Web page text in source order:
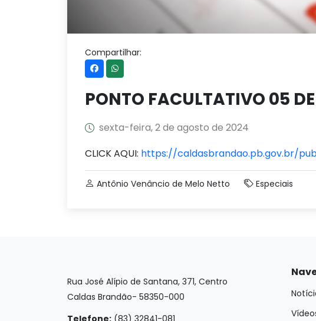
Compartilhar:
PONTO FACULTATIVO 05
sexta-feira, 2 de agosto de 2024
CLICK AQUI: https://caldasbrandao.pb.gov.br/
Antônio Venâncio de Melo Netto Especiais
Rua José Alípio de Santana, 371, Centro
Caldas Brandão- 58350-000
Telefone: (83) 32841-081